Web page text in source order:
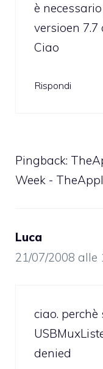
è
versioen 7.7
Ciao
Rispondi
Pingback:
Week -
Luca
21/07/2008 alle
ciao.
denied